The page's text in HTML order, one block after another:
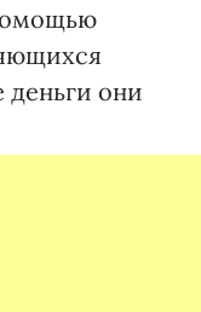
они